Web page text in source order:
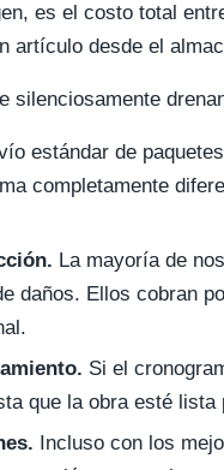
es el costo total
artículo desde el
silenciosamente
estándar de
completamente
La mayoría de
daños. Ellos cobran
Si el
que la obra esté
Incluso con los